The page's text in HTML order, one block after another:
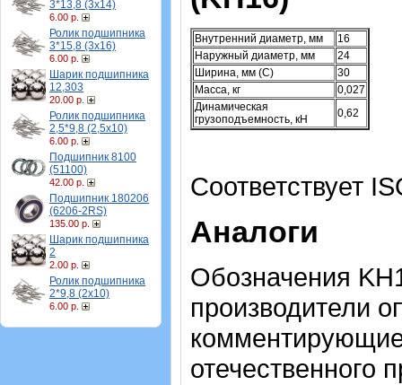
3*13,8 (3х14)
6.00 р.
Ролик подшипника
3*15,8 (3х16)
6.00 р.
Шарик подшипника
12,303
20.00 р.
Ролик подшипника
2,5*9,8 (2,5х10)
6.00 р.
Подшипник 8100
(51100)
42.00 р.
Подшипник 180206
(6206-2RS)
135.00 р.
Шарик подшипника
2
2.00 р.
Ролик подшипника
2*9,8 (2х10)
6.00 р.
Внутренний диаметр, мм
16
Наружный диаметр, мм
24
Ширина, мм (C)
30
Масса, кг
0,027
Динамическая
грузоподъемность, кН
0,62
Соответствует
Аналоги
Обозначения
производители
отечественного